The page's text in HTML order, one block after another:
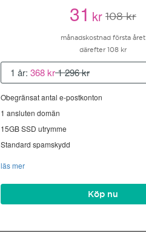
31kr 108 kr
månadskostnad första året
därefter 108 kr
1 år: 368 kr1 296 kr
Obegränsat antal e-postkonton
1 ansluten domän
15GB SSD utrymme
Standard spamskydd
läs mer
Köp nu